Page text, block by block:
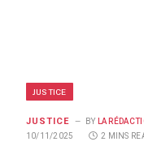
JUSTICE
JUSTICE BY
LA
10/11/2025
2 MINS